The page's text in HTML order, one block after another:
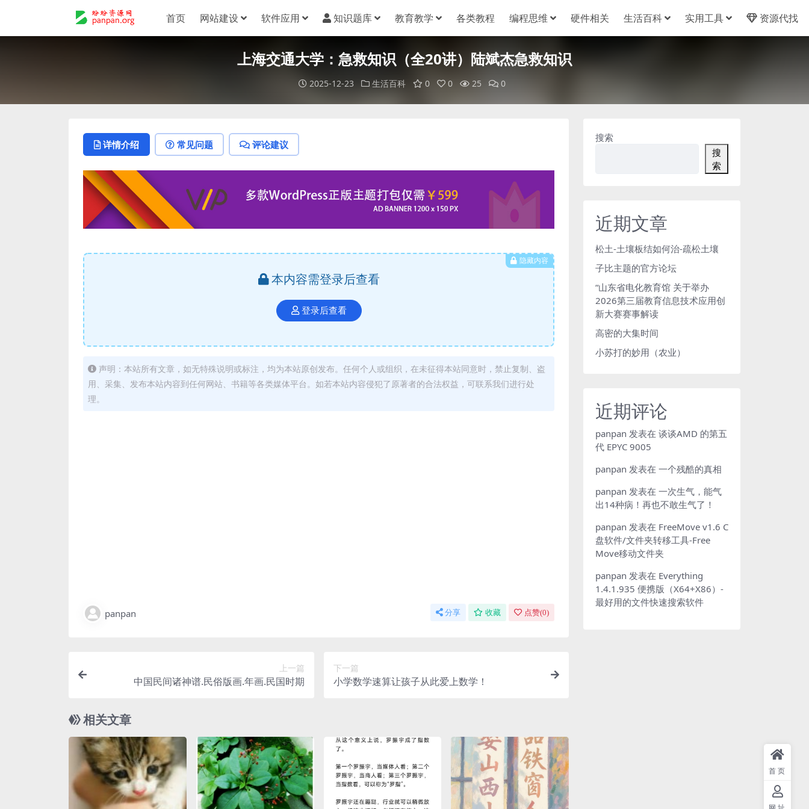
首页 网站建设 软件应用 知识题库 教育教学 各类教程 编程思维 硬件相关 生活百科 实用工具 资源代找
上海交通大学：急救知识（全20讲）陆斌杰急救知识
2025-12-23 生活百科 0 0 25 0
详情介绍 常见问题 评论建议
隐藏内容
本内容需登录后查看
登录后查看
声明：本站所有文章，如无特殊说明或标注，均为本站原创发布。任何个人或组织，在未征得本站同意时，禁止复制、盗
用、采集、发布本站内容到任何网站、书籍等各类媒体平台。如若本站内容侵犯了原著者的合法权益，可联系我们进行处
理。
panpan 分享 收藏 点赞(0)
上一篇
中国民间诸神谱.民俗版画.年画.民国时期
下一篇
小学数学速算让孩子从此爱上数学！
相关文章
搜索
搜
索
近期文章
松土-土壤板结如何治-疏松土壤
子比主题的官方论坛
“山东省电化教育馆 关于举办
2026第三届教育信息技术应用创
新大赛赛事解读
高密的大集时间
小苏打的妙用（农业）
近期评论
panpan 发表在 谈谈AMD 的第五
代 EPYC 9005
panpan 发表在 一个残酷的真相
panpan 发表在 一次生气，能气
出14种病！再也不敢生气了！
panpan 发表在 FreeMove v1.6 C
盘软件/文件夹转移工具-Free
Move移动文件夹
panpan 发表在 Everything
1.4.1.935 便携版（X64+X86）-
最好用的文件快速搜索软件
首页